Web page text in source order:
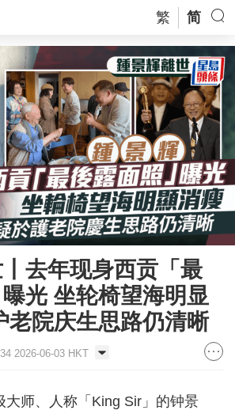
繁 简
去年现身西贡「最
光 坐轮椅望海明显
老院庆生思路仍清晰
2026-06-03 HKT
大师、人称「King Sir」的钟景